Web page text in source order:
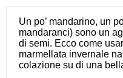
Un po’ mandarino, un
mandaranci) sono un
di semi. Ecco come
marmellata invernale
colazione su di una